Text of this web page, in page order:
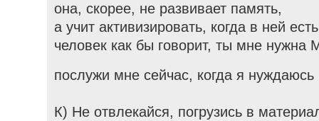
она, скорее, не развивает память,
а учит активизировать, когда в ней
человек как бы говорит, ты мне нужна
послужи мне сейчас, когда я
К) Не отвлекайся, погрузись в